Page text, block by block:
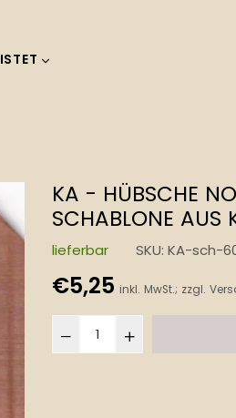
KA - HÜBSCHE
SCHABLONE AUS
lieferbar SKU:KA-sch-
Normaler
Preis
€5,25 inkl. MwSt.; zzgl.